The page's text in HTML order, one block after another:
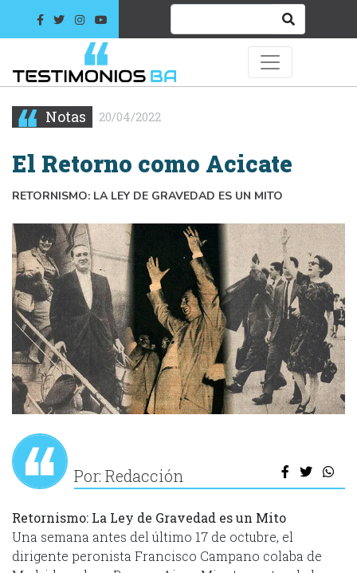
Notas 20/04/2022
El Retorno como Acicate
RETORNISMO: LA LEY DE GRAVEDAD ES UN MITO
Por: Redacción
Retornismo: La Ley de Gravedad es un Mito
Una semana antes del último 17 de octubre, el
dirigente peronista Francisco Campano colaba de